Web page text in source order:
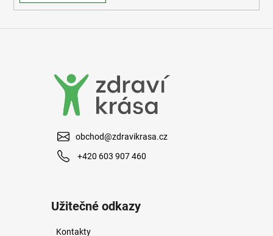
obchod@zdravikrasa.cz
+420 603 907 460
Užitečné odkazy
Kontakty